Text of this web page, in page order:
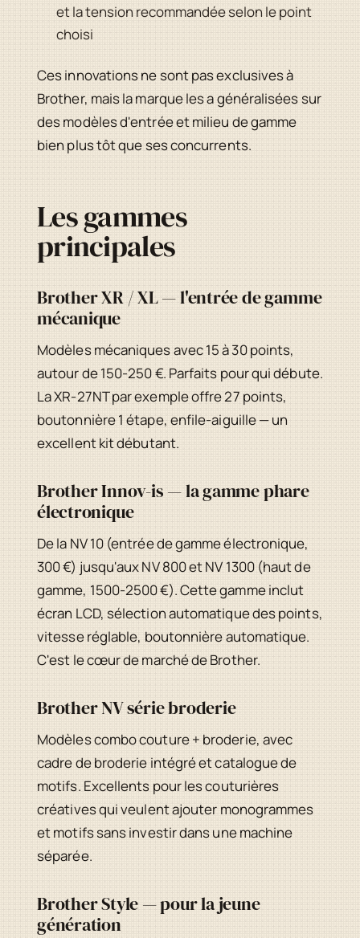
et la tension recommandée selon le point
choisi
Ces innovations ne sont pas exclusives à
Brother, mais la marque les a généralisées sur
des modèles d'entrée et milieu de gamme
bien plus tôt que ses concurrents.
Les gammes
principales
Brother XR / XL — l'entrée de gamme
mécanique
Modèles mécaniques avec 15 à 30 points,
autour de 150-250 €. Parfaits pour qui débute.
La XR-27NT par exemple offre 27 points,
boutonnière 1 étape, enfile-aiguille — un
excellent kit débutant.
Brother Innov-is — la gamme phare
électronique
De la NV 10 (entrée de gamme électronique,
300 €) jusqu'aux NV 800 et NV 1300 (haut de
gamme, 1500-2500 €). Cette gamme inclut
écran LCD, sélection automatique des points,
vitesse réglable, boutonnière automatique.
C'est le cœur de marché de Brother.
Brother NV série broderie
Modèles combo couture + broderie, avec
cadre de broderie intégré et catalogue de
motifs. Excellents pour les couturières
créatives qui veulent ajouter monogrammes
et motifs sans investir dans une machine
séparée.
Brother Style — pour la jeune
génération